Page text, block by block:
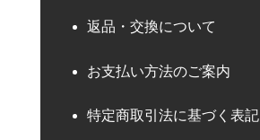
返品・交換について
お支払い方法のご案内
特定商取引法に基づく表記